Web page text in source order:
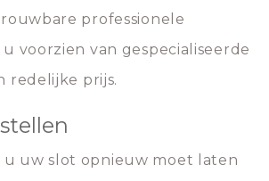
professionele
voorzien van gespecialiseerde
redelijke prijs.
u uw slot opnieuw moet laten